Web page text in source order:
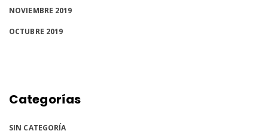
NOVIEMBRE 2019
OCTUBRE 2019
Categorías
SIN CATEGORÍA